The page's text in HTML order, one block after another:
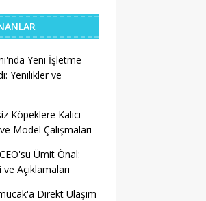
Yeni İşletme
Yenilikler ve
Köpeklere Kalıcı
Model Çalışmaları
Ümit Önal:
Açıklamaları
Direkt Ulaşım